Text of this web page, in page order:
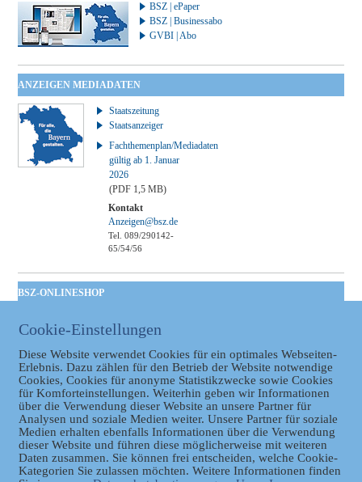
BSZ | ePaper
BSZ | Businessabo
GVBI | Abo
ANZEIGEN MEDIADATEN
Staatszeitung
Staatsanzeiger
Fachthemenplan/Mediadaten
gültig ab 1. Januar
2026
(PDF 1,5 MB)
Kontakt
Anzeigen@bsz.de
Tel. 089/290142-
65/54/56
BSZ-ONLINESHOP
Taschenbuch
GVBl | Einbanddecke
Datenschutz
Cookie-Einstellungen
Diese Website verwendet Cookies für ein optimales Webseiten-
Erlebnis. Dazu zählen für den Betrieb der Website notwendige
Cookies, Cookies für anonyme Statistikzwecke sowie Cookies
für Komforteinstellungen. Weiterhin geben wir Informationen
über die Verwendung dieser Website an unsere Partner für
Analysen und soziale Medien weiter. Unsere Partner für soziale
Medien erhalten ebenfalls Informationen über die Verwendung
dieser Website und führen diese möglicherweise mit weiteren
Daten zusammen. Sie können frei entscheiden, welche Cookie-
Kategorien Sie zulassen möchten. Weitere Informationen finden